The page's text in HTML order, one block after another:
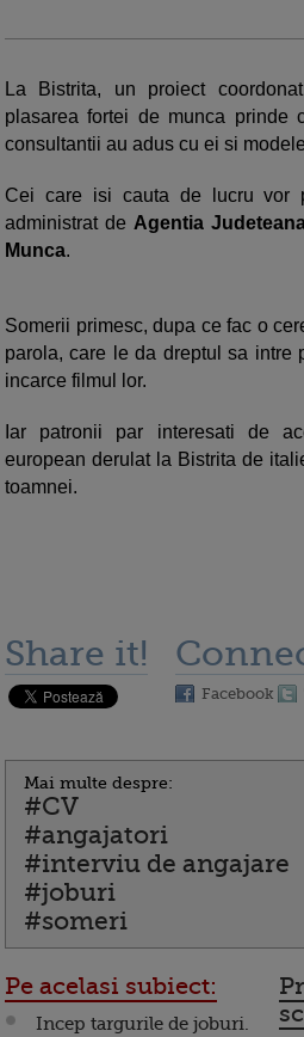
La Bistrita, un proiect
plasarea fortei de munca prinde
consultantii au adus cu ei si
Cei care isi cauta de lucru vor
administrat de Agentia
Munca.
Somerii primesc, dupa ce fac o
parola, care le da dreptul sa intre
incarce filmul lor.
Iar patronii par interesati de
european derulat la Bistrita de
toamnei.
Share it!
Facebook
Mai multe despre:
#CV
#angajatori
#interviu de angajare
#joburi
#someri
Pe acelasi subiect:
Incep targurile de joburi.